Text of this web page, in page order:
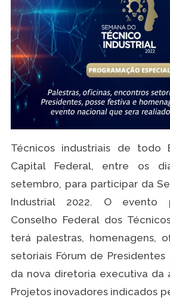
Técnicos industriais de todo
Capital Federal, entre os
setembro, para participar da
Industrial 2022. O evento
Conselho Federal dos
terá palestras, homenagens,
setoriais Fórum de
da nova diretoria executiva da
Projetos inovadores indicados